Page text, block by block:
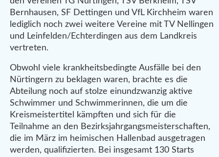
Bernhausen, SF Dettingen und VfL Kirchheim waren
lediglich noch zwei weitere Vereine mit TV Nellingen
und Leinfelden/Echterdingen aus dem Landkreis
vertreten.
Obwohl viele krankheitsbedingte Ausfälle bei den
Nürtingern zu beklagen waren, brachte es die
Abteilung noch auf stolze einundzwanzig aktive
Schwimmer und Schwimmerinnen, die um die
Kreismeistertitel kämpften und sich für die
Teilnahme an den Bezirksjahrgangsmeisterschaften,
die im März im heimischen Hallenbad ausgetragen
werden, qualifizierten. Bei insgesamt 130 Starts